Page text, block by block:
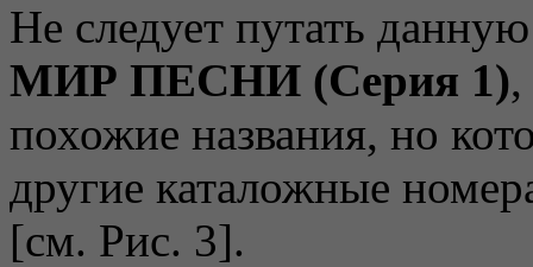
Не следует путать
МИР ПЕСНИ (Серия 1)
похожие названия, но
другие каталожные
[см. Рис. 3].